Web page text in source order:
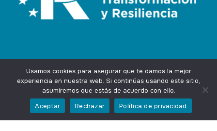
Design byAgencia Marketing OnlineIngenium.Marketing
Privacidad
Usamos cookies para asegurar que te damos la mejor
experiencia en nuestra web. Si continúas usando este sitio,
asumiremos que estás de acuerdo con ello.
Aceptar
Rechazar Política de privacidad